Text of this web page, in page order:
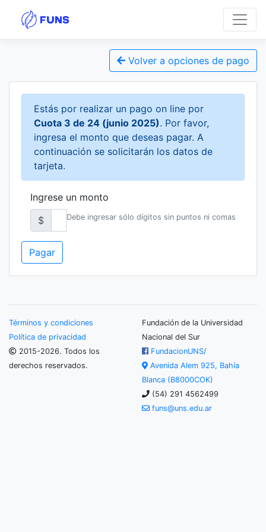
Volver a opciones de pago
Estás por realizar un pago on line por
Cuota 3 de 24 (junio 2025). Por favor,
ingresa el monto que deseas pagar. A
continuación se solicitarán los datos de
tarjeta.
Ingrese un monto
$
Debe ingresar sólo dígitos sin puntos ni comas
Pagar
Términos y condiciones
Política de privacidad
2015-2026. Todos los
derechos reservados.
Fundación de la Universidad
Nacional del Sur
FundacionUNS/
Avenida Alem 925, Bahía
Blanca (B8000COK)
(54) 291 4562499
funs@uns.edu.ar